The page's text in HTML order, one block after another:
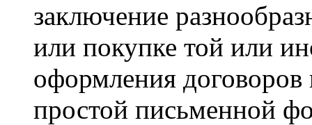
заключение
или покупке той или
оформления
простой письменной